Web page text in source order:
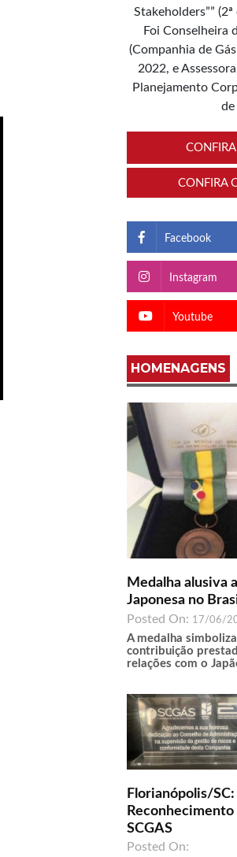
Stakeholders””
Foi Conselheira
(Companhia de
2022, e
Planejamento
de
CONFIRA
Facebook
Instagram
Youtube
HOMENAGENS
Medalha alusiva
Japonesa no
Posted On: 17/06/
A medalha
contribuição
relações com o
Florianópolis/SC:
Reconhecimento
SCGAS
Posted On: